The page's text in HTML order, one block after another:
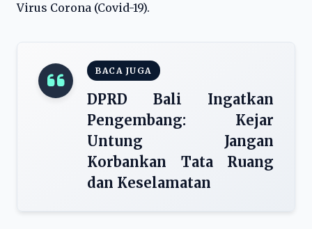
Virus Corona (Covid-19).
BACA JUGA
DPRD Bali Ingatkan
Pengembang: Kejar
Untung Jangan
Korbankan Tata Ruang
dan Keselamatan